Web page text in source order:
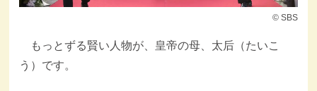
© SBS
もっとずる賢い人物が、皇帝の母、太后（たいこ
う）です。